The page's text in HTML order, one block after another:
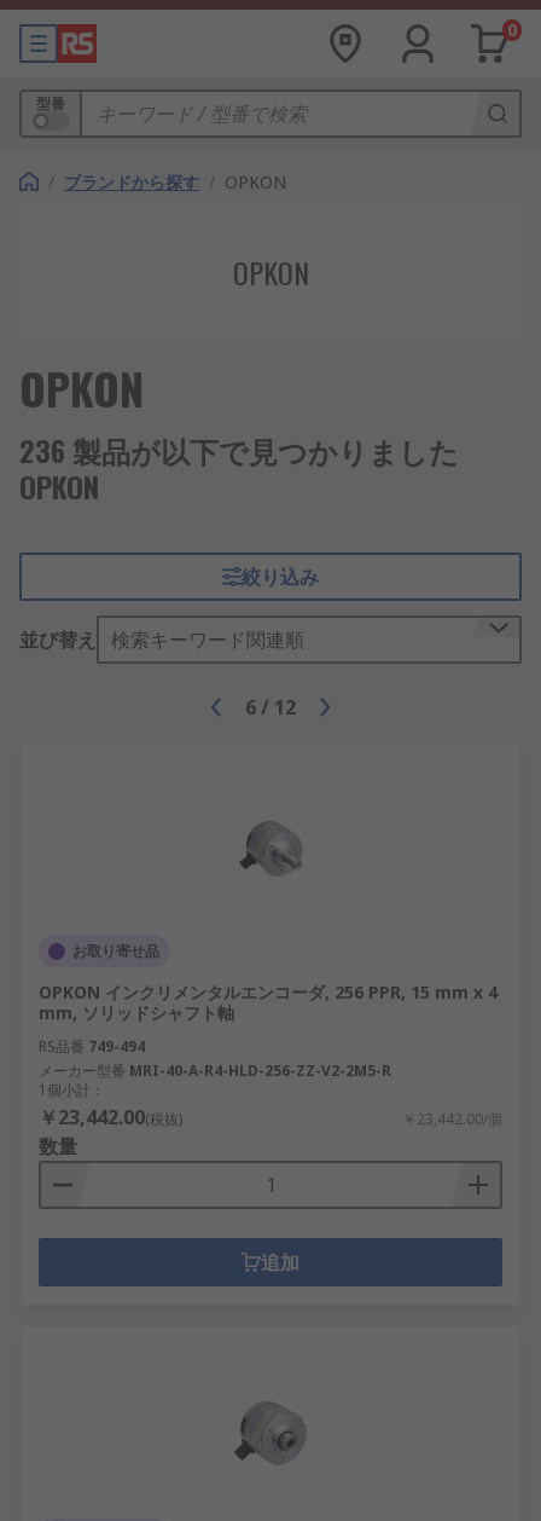
0
型番
/ ブランドから探す / OPKON
OPKON
OPKON
236 製品が以下で見つかりました
OPKON
絞り込み
並び替え 検索キーワード関連順
6/ 12
お取り寄せ品
OPKON インクリメンタルエンコーダ, 256 PPR, 15 mm x 4
mm, ソリッドシャフト軸
RS品番 749-494
メーカー型番 MRI-40-A-R4-HLD-256-ZZ-V2-2M5-R
1個小計：
￥23,442.00(税抜) ￥23,442.00/個
数量
追加